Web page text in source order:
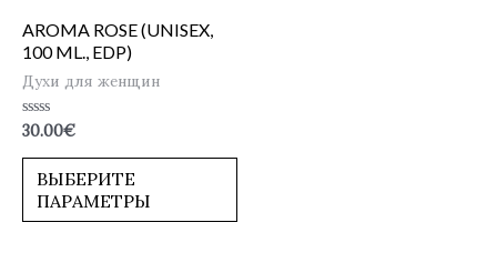
AROMA ROSE (UNISEX,
100 ML., EDP)
Духи для женщин
Оценка
из
30.00€
ВЫБЕРИТЕ
ПАРАМЕТРЫ